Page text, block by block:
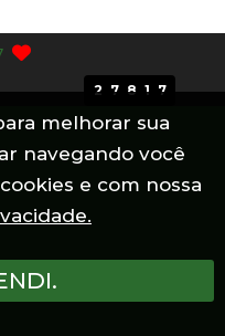
27817
melhorar sua
navegando você
e com nossa